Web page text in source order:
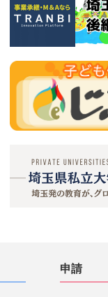
申請